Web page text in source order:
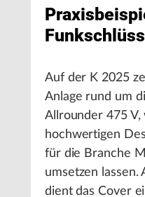
Auf der K 2025
Anlage rund um
Allrounder 475
hochwertigen
für die Branche
umsetzen
dient das Cover